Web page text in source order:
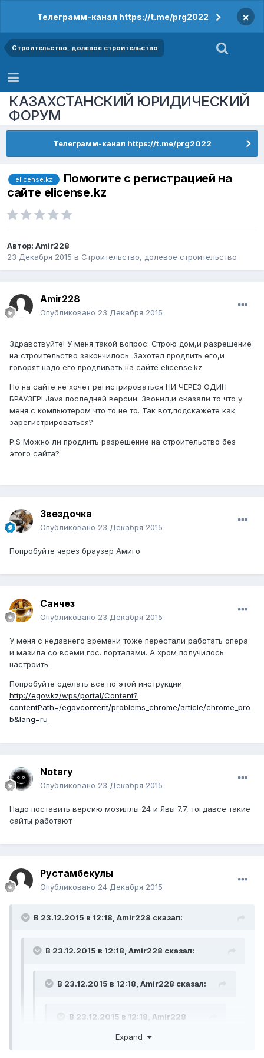
Телеграмм-канал https://t.me/prg2022 ×
Строительство, долевое строительство
КАЗАХСТАНСКИЙ ЮРИДИЧЕСКИЙ
ФОРУМ
Телеграмм-канал https://t.me/prg2022
elicense.kz
Помогите с регистрацией на
сайте elicense.kz
Автор: Amir228
23 Декабря 2015 в Строительство, долевое строительство
Amir228
Опубликовано 23 Декабря 2015
Здравствуйте! У меня такой вопрос: Строю дом,и разрешение
на строительство закончилось. Захотел продлить его,и
говорят надо его продливать на сайте elicense.kz
Но на сайте не хочет регистрироваться НИ ЧЕРЕЗ ОДИН
БРАУЗЕР! Java последней версии. Звонил,и сказали то что у
меня с компьютером что то не то. Так вот,подскажете как
зарегистрироваться?
P.S Можно ли продлить разрешение на строительство без
этого сайта?
Звездочка
Опубликовано 23 Декабря 2015
Попробуйте через браузер Амиго
Санчез
Опубликовано 23 Декабря 2015
У меня с недавнего времени тоже перестали работать опера
и мазила со всеми гос. порталами. А хром получилось
настроить.
Попробуйте сделать все по этой инструкции
http://egov.kz/wps/portal/Content?
contentPath=/egovcontent/problems_chrome/article/chrome_pro
b&lang=ru
Notary
Опубликовано 23 Декабря 2015
Надо поставить версию мозиллы 24 и Явы 7.7, тогдавсе такие
сайты работают
Рустамбекулы
Опубликовано 24 Декабря 2015
В 23.12.2015 в 12:18, Amir228 сказал:
В 23.12.2015 в 12:18, Amir228 сказал:
В 23.12.2015 в 12:18, Amir228 сказал:
В 23.12.2015 в 12:18, Amir228
Expand